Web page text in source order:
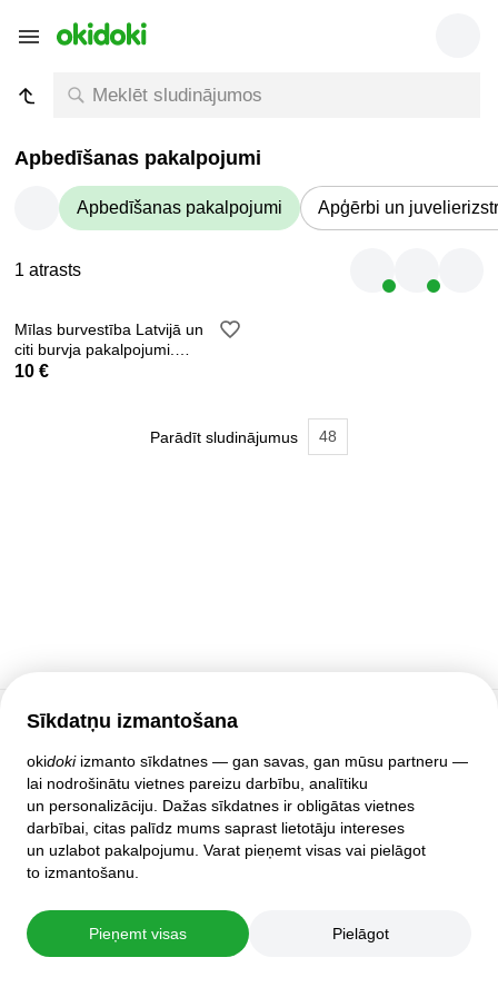
Apbedīšanas pakalpojumi
Apbedīšanas pakalpojumi Apģērbi un
1 atrasts
Mīlas burvestība Latvijā un
citi burvja pakalpojumi.
Garantija.
10 €
Parādīt sludinājumus 48
Sīkdatņu izmantošana
okidokiizmanto sīkdatnes — gan savas, gan mūsu partneru —
lai nodrošinātu vietnes pareizu darbību, analītiku
un personalizāciju. Dažas sīkdatnes ir obligātas vietnes
darbībai, citas palīdz mums saprast lietotāju intereses
un uzlabot pakalpojumu. Varat pieņemt visas vai pielāgot
to izmantošanu.
Pieņemt visas Pielāgot
Klientu atbalsts
Palīdzība
Politika un līgumi
Privātuma iestatījumi
Pilnā mājas lapas versija
© 2007–2026 oki